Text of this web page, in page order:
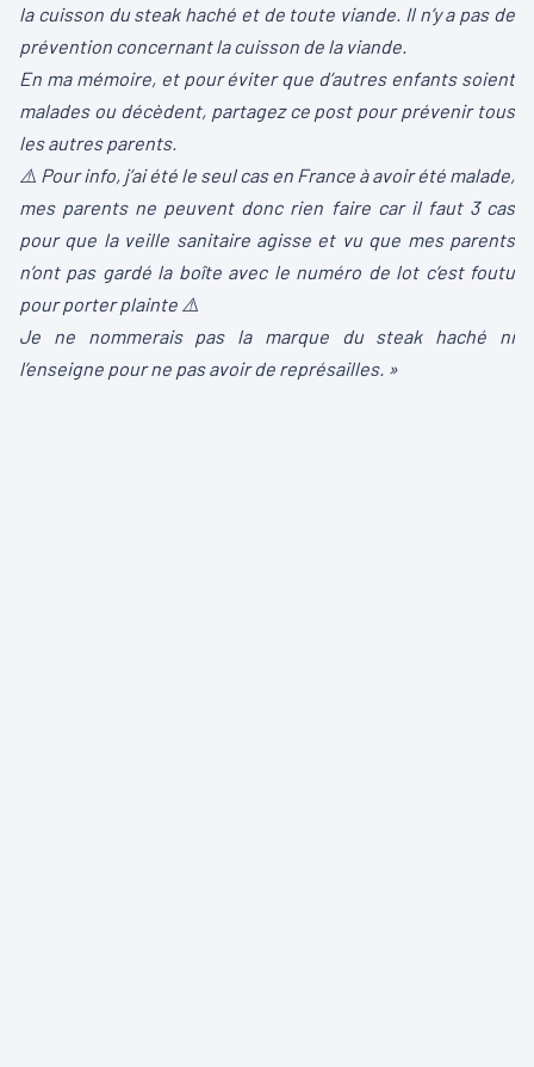
la cuisson du steak haché et de toute viande. Il n’y a pas de
prévention concernant la cuisson de la viande.
En ma mémoire, et pour éviter que d’autres enfants soient
malades ou décèdent, partagez ce post pour prévenir tous
les autres parents.
⚠️ Pour info, j’ai été le seul cas en France à avoir été malade,
mes parents ne peuvent donc rien faire car il faut 3 cas
pour que la veille sanitaire agisse et vu que mes parents
n’ont pas gardé la boîte avec le numéro de lot c’est foutu
pour porter plainte ⚠️
Je ne nommerais pas la marque du steak haché ni
l’enseigne pour ne pas avoir de représailles. »